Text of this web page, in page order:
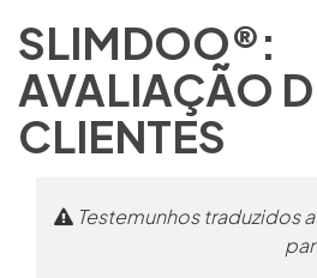
SLIMDOO®:
AVALIAÇÃO
CLIENTES
Testemunhos traduzidos